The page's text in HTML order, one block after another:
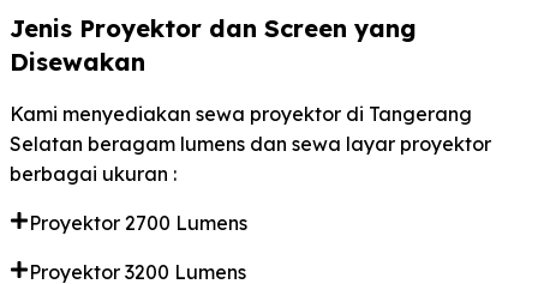
Jenis Proyektor dan Screen yang
Disewakan
Kami menyediakan sewa proyektor di Tangerang
Selatan beragam lumens dan sewa layar proyektor
berbagai ukuran :
Proyektor 2700 Lumens
Proyektor 3200 Lumens